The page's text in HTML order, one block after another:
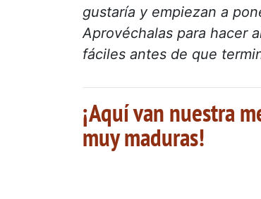
gustaría y empiezan a
Aprovéchalas para hacer
fáciles antes de que
¡Aquí van nuestra
muy maduras!